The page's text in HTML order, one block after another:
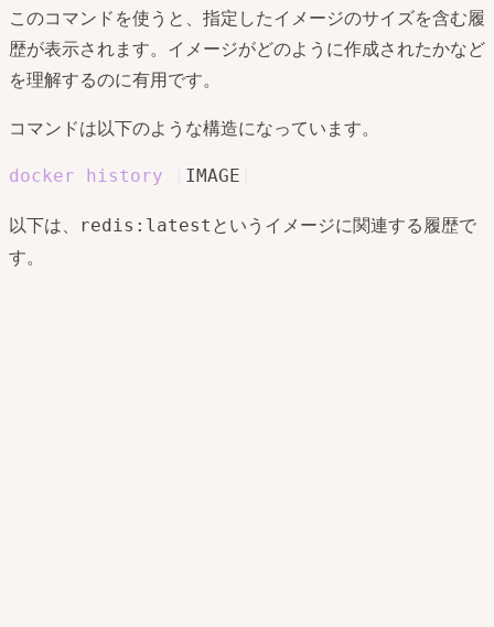
このコマンドを使うと、指定したイメージのサイズを含む履
歴が表示されます。イメージがどのように作成されたかなど
を理解するのに有用です。
コマンドは以下のような構造になっています。
docker history IMAGE
以下は、 redis:latest というイメージに関連する履歴で
す。